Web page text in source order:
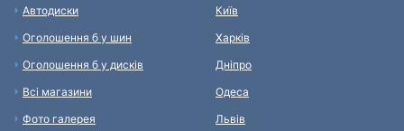
Автодиски
Оголошення б у шин
Оголошення б у дисків
Всі магазини
Фото галерея
Київ
Харків
Дніпро
Одеса
Львів